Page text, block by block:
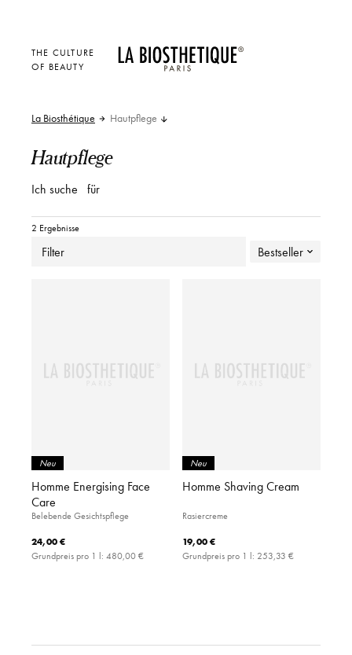
THE CULTURE
OF BEAUTY
La Biosthétique Hautpflege
Hautpflege
Ich suche für
2 Ergebnisse
Filter Bestseller
Neu
Homme Energising Face
Care
Belebende Gesichtspflege
24,00 €
Grundpreis pro 1 l: 480,00 €
Neu
Homme Shaving Cream
Rasiercreme
19,00 €
Grundpreis pro 1 l: 253,33 €